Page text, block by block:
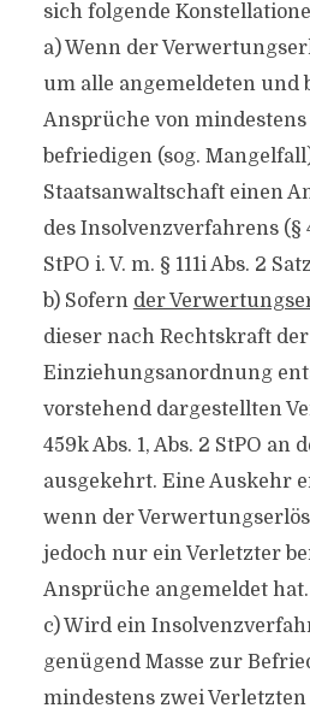
sich folgende
a) Wenn der
um alle angemeldeten und
Ansprüche von
befriedigen (sog.
Staatsanwaltschaft einen
des Insolvenzverfahrens (§
StPO i. V. m. § 111i Abs. 2
b) Sofern der
dieser nach Rechtskraft der
Einziehungsanordnung
vorstehend dargestellten
459k Abs. 1, Abs. 2 StPO an
ausgekehrt. Eine Auskehr
wenn der
jedoch nur ein Verletzter
Ansprüche angemeldet hat.
c) Wird ein
genügend Masse zur
mindestens zwei